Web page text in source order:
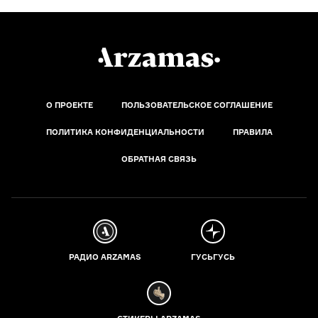
О ПРОЕКТЕ ПОЛЬЗОВАТЕЛЬСКОЕ СОГЛАШЕНИЕ
ПОЛИТИКА КОНФИДЕНЦИАЛЬНОСТИ ПРАВИЛА
ОБРАТНАЯ СВЯЗЬ
РАДИО ARZAMAS ГУСЬГУСЬ